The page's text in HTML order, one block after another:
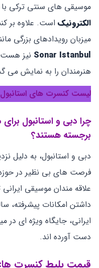
موسیقی‌ های سنتی ترکی
الکترونیک است. علاوه بر
میزبان رویدادهای بزرگی
Sonar Istanbul نیز
هنرمندان را به نمایش می‌
لیست کنسرت های استانبول
چرا دبی و استانبول
برجسته هستند؟
دبی و استانبول، به دلیل
فرصت ‌های بی‌ نظیر در
علاقه ‌مندان موسیقی
داشتن امکانات پیشرفته،
ایرانی، جایگاه ویژه‌ ای
دست آورده ‌اند.
قیمت بلیط کنسرت ‌ها: